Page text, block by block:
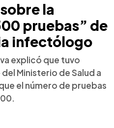
la
pruebas” de
infectólogo
explicó que tuvo
Ministerio de Salud a
el número de pruebas